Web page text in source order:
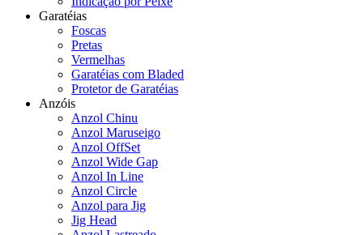
Garatéias
Foscas
Pretas
Vermelhas
Garatéias com Bladed
Protetor de Garatéias
Anzóis
Anzol Chinu
Anzol Maruseigo
Anzol OffSet
Anzol Wide Gap
Anzol In Line
Anzol Circle
Anzol para Jig
Jig Head